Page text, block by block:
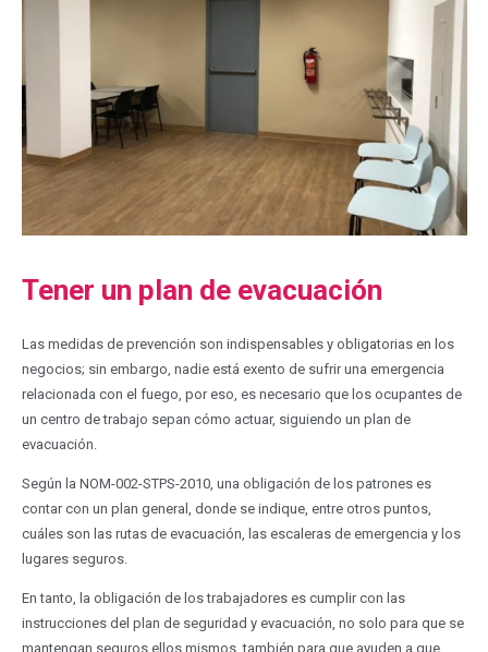
Tener un plan de evacuación
Las medidas de prevención son indispensables y obligatorias en los
negocios; sin embargo, nadie está exento de sufrir una emergencia
relacionada con el fuego, por eso, es necesario que los ocupantes de
un centro de trabajo sepan cómo actuar, siguiendo un plan de
evacuación.
Según la NOM-002-STPS-2010, una obligación de los patrones es
contar con un plan general, donde se indique, entre otros puntos,
cuáles son las rutas de evacuación, las escaleras de emergencia y los
lugares seguros.
En tanto, la obligación de los trabajadores es cumplir con las
instrucciones del plan de seguridad y evacuación, no solo para que se
mantengan seguros ellos mismos, también para que ayuden a que